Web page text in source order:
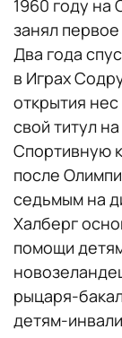
1960 году на
занял
Два года
в Играх
открытия
свой титул
Спортивную
после
седьмым на
Халберг
помощи
рыцаря-
детям-